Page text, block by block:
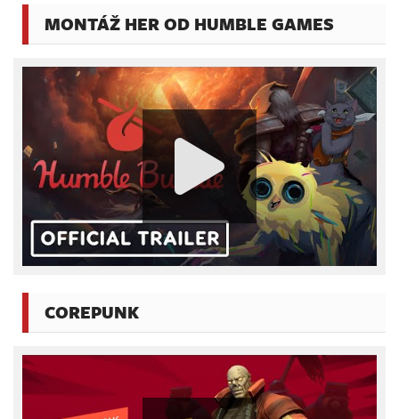
MONTÁŽ HER OD HUMBLE GAMES
COREPUNK